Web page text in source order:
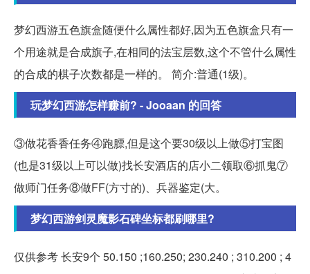
梦幻西游五色旗盒随便什么属性都好,因为五色旗盒只有一
个用途就是合成旗子,在相同的法宝层数,这个不管什么属性
的合成的棋子次数都是一样的。 简介:普通(1级)。
玩梦幻西游怎样赚前? - Jooaan 的回答
③做花香香任务④跑膘,但是这个要30级以上做⑤打宝图
(也是31级以上可以做)找长安酒店的店小二领取⑥抓鬼⑦
做师门任务⑧做FF(方寸的)、兵器鉴定(大。
梦幻西游剑灵魔影石碑坐标都刷哪里?
仅供参考 长安9个 50.150 ;160.250; 230.240 ; 310.200 ; 4